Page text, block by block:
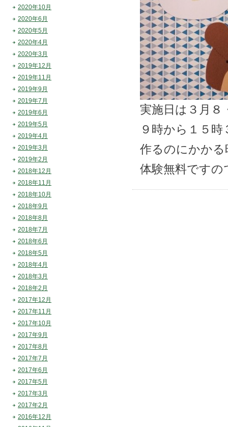
実施日は３月８
９時から１５
作るのにかか
体験無料です
2020年10月
2020年6月
2020年5月
2020年4月
2020年3月
2019年12月
2019年11月
2019年9月
2019年7月
2019年6月
2019年5月
2019年4月
2019年3月
2019年2月
2018年12月
2018年11月
2018年10月
2018年9月
2018年8月
2018年7月
2018年6月
2018年5月
2018年4月
2018年3月
2018年2月
2017年12月
2017年11月
2017年10月
2017年9月
2017年8月
2017年7月
2017年6月
2017年5月
2017年3月
2017年2月
2016年12月